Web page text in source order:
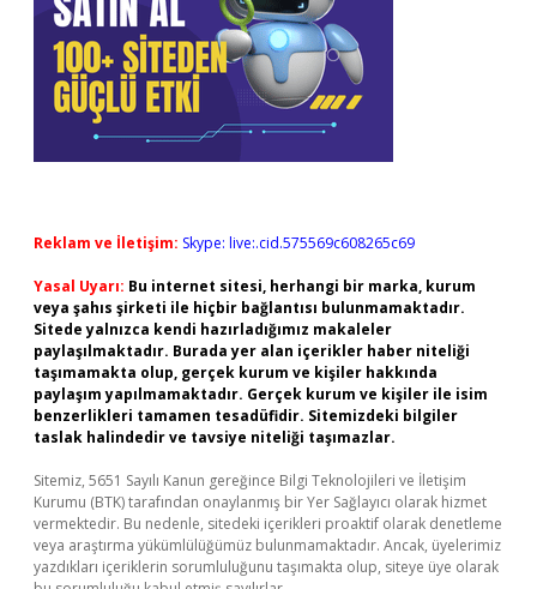
Reklam ve İletişim: Skype: live:.cid.575569c608265c69
Yasal Uyarı: Bu internet sitesi, herhangi bir marka, kurum
veya şahıs şirketi ile hiçbir bağlantısı bulunmamaktadır.
Sitede yalnızca kendi hazırladığımız makaleler
paylaşılmaktadır. Burada yer alan içerikler haber niteliği
taşımamakta olup, gerçek kurum ve kişiler hakkında
paylaşım yapılmamaktadır. Gerçek kurum ve kişiler ile isim
benzerlikleri tamamen tesadüfidir. Sitemizdeki bilgiler
taslak halindedir ve tavsiye niteliği taşımazlar.
Sitemiz, 5651 Sayılı Kanun gereğince Bilgi Teknolojileri ve İletişim
Kurumu (BTK) tarafından onaylanmış bir Yer Sağlayıcı olarak hizmet
vermektedir. Bu nedenle, sitedeki içerikleri proaktif olarak denetleme
veya araştırma yükümlülüğümüz bulunmamaktadır. Ancak, üyelerimiz
yazdıkları içeriklerin sorumluluğunu taşımakta olup, siteye üye olarak